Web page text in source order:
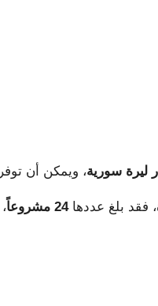
، ويمكن أن
فقد بلغ عددها24 مشروعاً